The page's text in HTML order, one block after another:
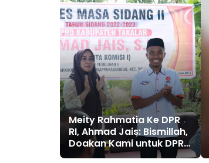
Meity Rahmatia Ke DPR
RI, Ahmad Jais: Bismillah,
Doakan Kami untuk DPRD
Provinsi dan Senayan